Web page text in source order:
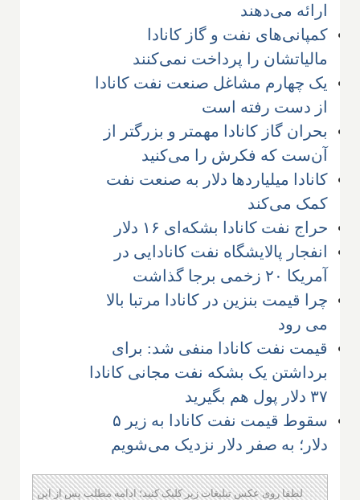
ارائه می‌دهند
کمپانی‌های نفت و گاز کانادا
مالیاتشان را پرداخت نمی‌کنند
یک چهارم مشاغل صنعت نفت کانادا
از دست رفته است
بحران گاز کانادا مهمتر و بزرگتر از
آن‌ست که فکرش را می‌کنید
کانادا میلیاردها دلار به صنعت نفت
کمک می‌کند
حراج نفت کانادا بشکه‌ای ۱۶ دلار
انفجار پالایشگاه نفت کانادایی در
آمریکا ۲۰ زخمی برجا گذاشت
چرا قیمت بنزین در کانادا مرتبا بالا
می رود
قیمت نفت کانادا منفی شد: برای
برداشتن یک بشکه نفت مجانی کانادا
۳۷ دلار پول هم بگیرید
سقوط قیمت نفت کانادا به زیر ۵
دلار؛ به صفر دلار نزدیک می‌شویم
لطفا روی عکس تبلیغات زیر کلیک کنید؛ ادامه مطلب پس از این